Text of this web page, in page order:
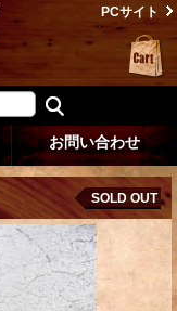
PCサイト
お問い合わせ
SOLD OUT